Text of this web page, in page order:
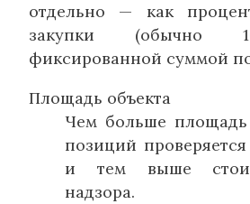
отдельно — как
закупки (обычно
фиксированной суммой
Площадь объекта
Чем больше
позиций
и тем выше
надзора.